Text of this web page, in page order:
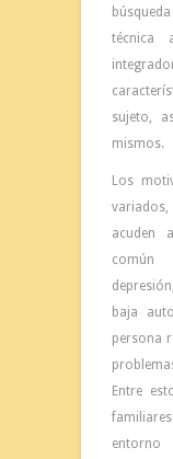
técnica
sujeto,
mismos.
Los
variados,
acuden
común
baja
persona
Entre
entorno